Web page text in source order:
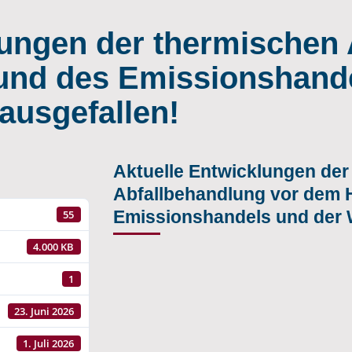
der thermischen
des
55
4.000 KB
1
23. Juni 2026
1. Juli 2026
Aktuelle Entwicklungen
Abfallbehandlung vor dem
Emissionshandels und der